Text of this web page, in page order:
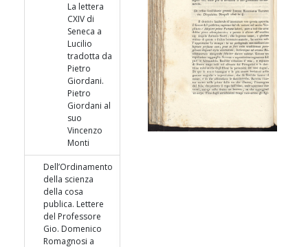
La lettera
CXIV di
Seneca a
Lucilio
tradotta da
Pietro
Giordani.
Pietro
Giordani al
suo
Vincenzo
Monti
Dell’Ordinamento
della scienza
della cosa
publica. Lettere
del Professore
Gio. Domenico
Romagnosi a